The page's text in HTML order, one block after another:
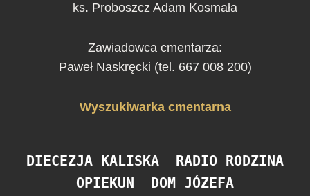
ks. Proboszcz Adam Kosmała
Zawiadowca cmentarza:
Paweł Naskręcki (tel. 667 008 200)
Wyszukiwarka cmentarna
DIECEZJA KALISKA
RADIO RODZINA
OPIEKUN
DOM JÓZEFA